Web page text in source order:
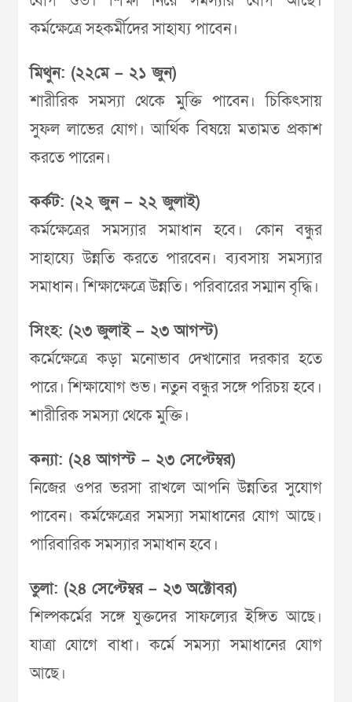
কর্মক্ষেত্রে সহকর্মীদের সাহায্য পাবেন।
মিথুন: (২২মে – ২১ জুন)
শারীরিক সমস্যা থেকে মুক্তি পাবেন। চিকিৎসায়
সুফল লাভের যোগ। আর্থিক বিষয়ে মতামত প্রকাশ
করতে পারেন।
কর্কট: (২২ জুন – ২২ জুলাই)
কর্মক্ষেত্রের সমস্যার সমাধান হবে। কোন বন্ধুর
সাহায্যে উন্নতি করতে পারবেন। ব্যবসায় সমস্যার
সমাধান। শিক্ষাক্ষেত্রে উন্নতি। পরিবারের সম্মান বৃদ্ধি।
সিংহ: (২৩ জুলাই – ২৩ আগস্ট)
কর্মেক্ষেত্রে কড়া মনোভাব দেখানোর দরকার হতে
পারে। শিক্ষাযোগ শুভ। নতুন বন্ধুর সঙ্গে পরিচয় হবে।
শারীরিক সমস্যা থেকে মুক্তি।
কন্যা: (২৪ আগস্ট – ২৩ সেপ্টেম্বর)
নিজের ওপর ভরসা রাখলে আপনি উন্নতির সুযোগ
পাবেন। কর্মক্ষেত্রের সমস্যা সমাধানের যোগ আছে।
পারিবারিক সমস্যার সমাধান হবে।
তুলা: (২৪ সেপ্টেম্বর – ২৩ অক্টোবর)
শিল্পকর্মের সঙ্গে যুক্তদের সাফল্যের ইঙ্গিত আছে।
যাত্রা যোগে বাধা। কর্মে সমস্যা সমাধানের যোগ
আছে।